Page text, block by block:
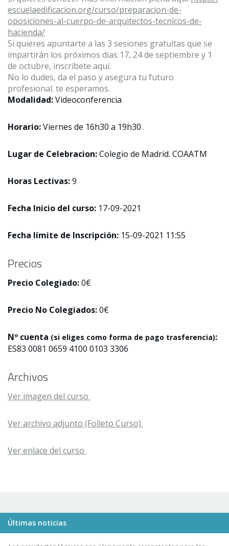
escuelaedificacion.org/curso/preparacion-de-
oposiciones-al-cuerpo-de-arquitectos-tecnicos-de-
hacienda/
Si quieres apuntarte a las 3 sesiones gratuitas que se
impartirán los próximos dias 17, 24 de septiembre y 1
de octubre, inscríbete aquí.
No lo dudes, da el paso y asegura tu futuro
profesional. te esperamos.
Modalidad:Videoconferencia
Horario:Viernes de 16h30 a 19h30
Lugar de Celebracion:Colegio de Madrid. COAATM
Horas Lectivas:9
Fecha Inicio del curso: 17-09-2021
Fecha límite de Inscripción: 15-09-2021 11:55
Precios
Precio Colegiado:0€
Precio No Colegiados:0€
Nº cuenta (si eliges como forma de pago trasferencia):
ES83 0081 0659 4100 0103 3306
Archivos
Ver imagen del curso
Ver archivo adjunto (Folleto Curso)
Ver enlace del curso
Últimas noticias